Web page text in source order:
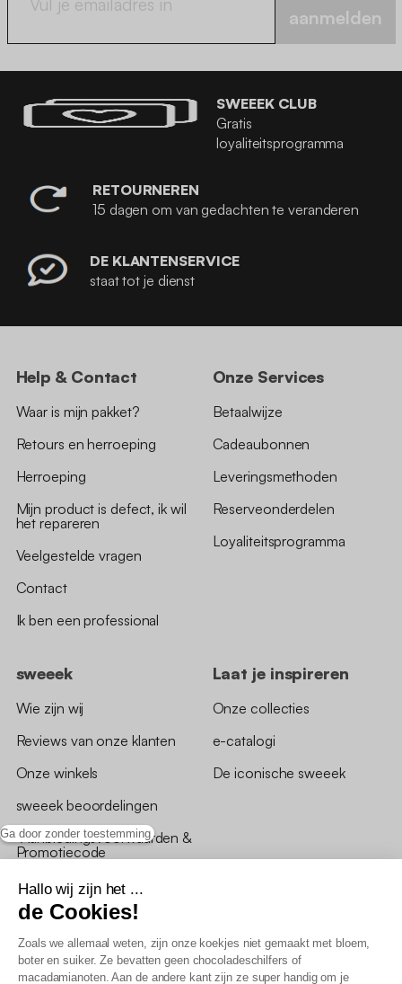
Ga door zonder toestemming
Hallo wij zijn het ...
de Cookies!
Zoals we allemaal weten, zijn onze koekjes niet gemaakt met bloem,
boter en suiker. Ze bevatten geen chocoladeschilfers of
macadamianoten. Aan de andere kant zijn ze super handig om je
aanmelden
SWEEEK CLUB
Gratis
loyaliteitsprogramma
RETOURNEREN
15 dagen om van gedachten te veranderen
DE KLANTENSERVICE
staat tot je dienst
Help & Contact
Waar is mijn pakket?
Retours en herroeping
Herroeping
Mijn product is defect, ik wil
het repareren
Veelgestelde vragen
Contact
Ik ben een professional
Onze Services
Betaalwijze
Cadeaubonnen
Leveringsmethoden
Reserveonderdelen
Loyaliteitsprogramma
sweeek
Wie zijn wij
Reviews van onze klanten
Onze winkels
sweeek beoordelingen
*Aanbiedingsvoorwaarden &
Promotiecode
Laat je inspireren
Onze collecties
e-catalogi
De iconische sweeek
Algemene verkoopsvoorwaarden